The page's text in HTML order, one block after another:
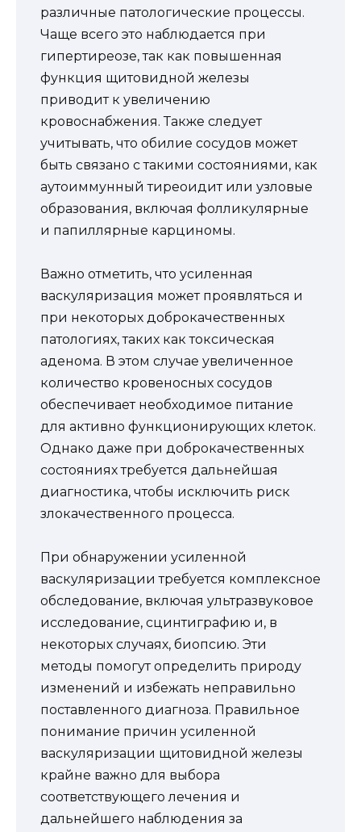
различные патологические процессы.
Чаще всего это наблюдается при
гипертиреозе, так как повышенная
функция щитовидной железы
приводит к увеличению
кровоснабжения. Также следует
учитывать, что обилие сосудов может
быть связано с такими состояниями, как
аутоиммунный тиреоидит или узловые
образования, включая фолликулярные
и папиллярные карциномы.
Важно отметить, что усиленная
васкуляризация может проявляться и
при некоторых доброкачественных
патологиях, таких как токсическая
аденома. В этом случае увеличенное
количество кровеносных сосудов
обеспечивает необходимое питание
для активно функционирующих клеток.
Однако даже при доброкачественных
состояниях требуется дальнейшая
диагностика, чтобы исключить риск
злокачественного процесса.
При обнаружении усиленной
васкуляризации требуется комплексное
обследование, включая ультразвуковое
исследование, сцинтиграфию и, в
некоторых случаях, биопсию. Эти
методы помогут определить природу
изменений и избежать неправильно
поставленного диагноза. Правильное
понимание причин усиленной
васкуляризации щитовидной железы
крайне важно для выбора
соответствующего лечения и
дальнейшего наблюдения за